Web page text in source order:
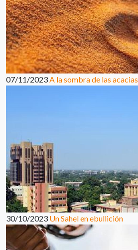
07/11/2023A la sombra de las acacias
30/10/2023 Un Sahel en ebullición